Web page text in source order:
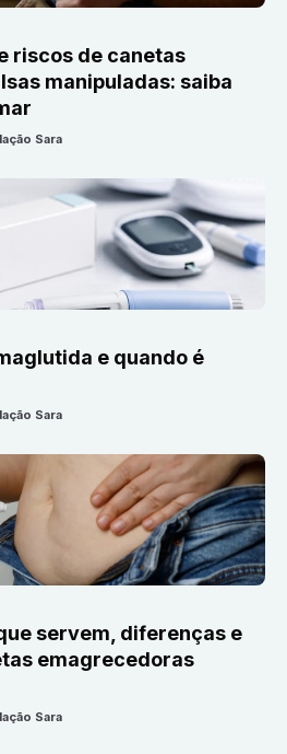
riscos de canetas
manipuladas: saiba
Sara
e quando é
Sara
servem, diferenças e
emagrecedoras
Sara